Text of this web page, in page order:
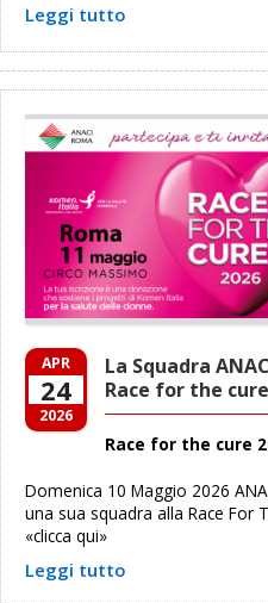
Leggi tutto
APR
24
2026
La Squadra
Race for the
Race for the cure
Domenica 10 Maggio 2026
una sua squadra alla Race For
«clicca qui»
Leggi tutto